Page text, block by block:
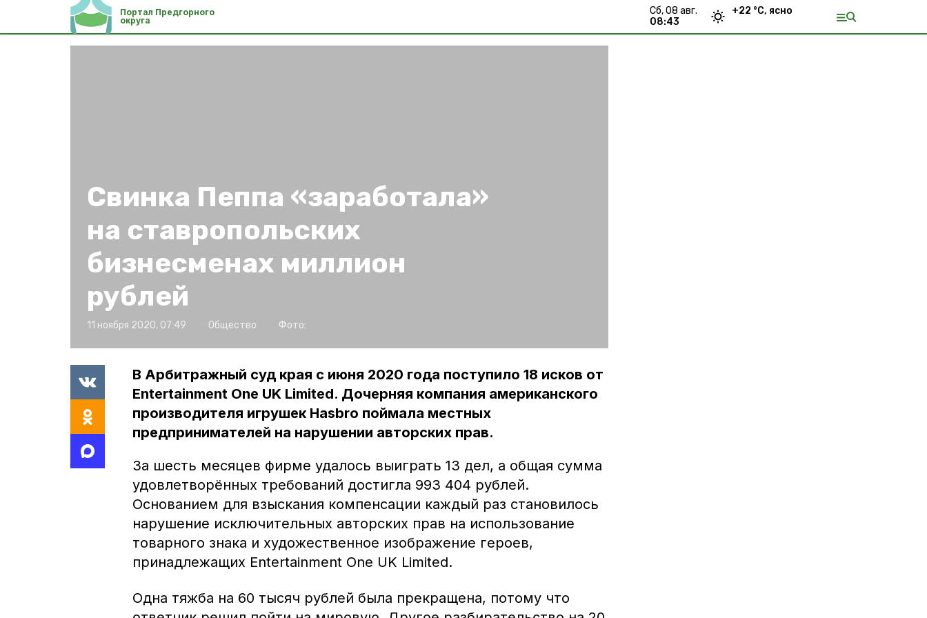
Портал Предгорного
округа
сб, 08 авг.
08:43
+22 °С, ясно
Свинка Пеппа «заработала»
на ставропольских
бизнесменах миллион
рублей
11 ноября 2020, 07:49 Общество Фото:
В Арбитражный суд края с июня 2020 года поступило 18 исков от
Entertainment One UK Limited. Дочерняя компания американского
производителя игрушек Hasbro поймала местных
предпринимателей на нарушении авторских прав.
За шесть месяцев фирме удалось выиграть 13 дел, а общая сумма
удовлетворённых требований достигла 993 404 рублей.
Основанием для взыскания компенсации каждый раз становилось
нарушение исключительных авторских прав на использование
товарного знака и художественное изображение героев,
принадлежащих Entertainment One UK Limited.
Одна тяжба на 60 тысяч рублей была прекращена, потому что